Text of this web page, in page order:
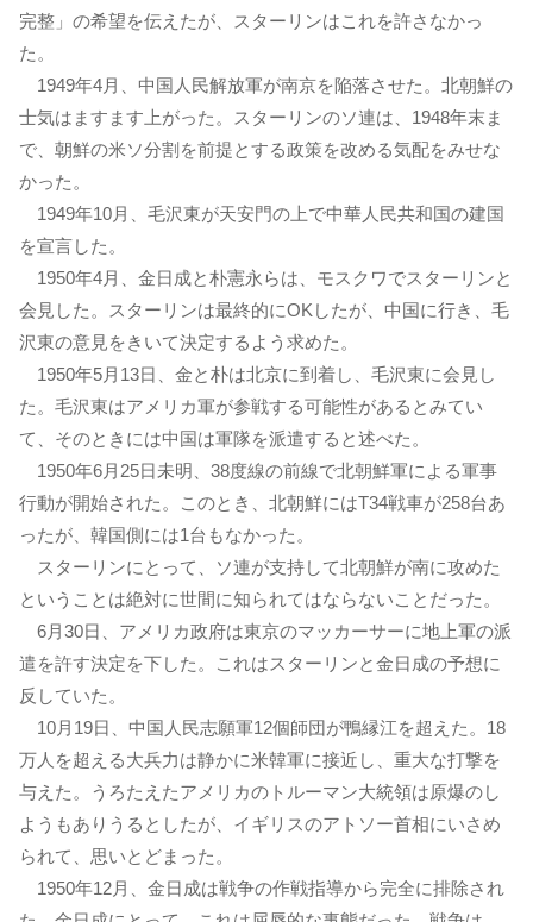
完整」の希望を伝えたが、スターリンはこれを許さなかっ
た。
1949年4月、中国人民解放軍が南京を陥落させた。北朝鮮の
士気はますます上がった。スターリンのソ連は、1948年末ま
で、朝鮮の米ソ分割を前提とする政策を改める気配をみせな
かった。
1949年10月、毛沢東が天安門の上で中華人民共和国の建国
を宣言した。
1950年4月、金日成と朴憲永らは、モスクワでスターリンと
会見した。スターリンは最終的にOKしたが、中国に行き、毛
沢東の意見をきいて決定するよう求めた。
1950年5月13日、金と朴は北京に到着し、毛沢東に会見し
た。毛沢東はアメリカ軍が参戦する可能性があるとみてい
て、そのときには中国は軍隊を派遣すると述べた。
1950年6月25日未明、38度線の前線で北朝鮮軍による軍事
行動が開始された。このとき、北朝鮮にはT34戦車が258台あ
ったが、韓国側には1台もなかった。
スターリンにとって、ソ連が支持して北朝鮮が南に攻めた
ということは絶対に世間に知られてはならないことだった。
6月30日、アメリカ政府は東京のマッカーサーに地上軍の派
遣を許す決定を下した。これはスターリンと金日成の予想に
反していた。
10月19日、中国人民志願軍12個師団が鴨縁江を超えた。18
万人を超える大兵力は静かに米韓軍に接近し、重大な打撃を
与えた。うろたえたアメリカのトルーマン大統領は原爆のし
ようもありうるとしたが、イギリスのアトソー首相にいさめ
られて、思いとどまった。
1950年12月、金日成は戦争の作戦指導から完全に排除され